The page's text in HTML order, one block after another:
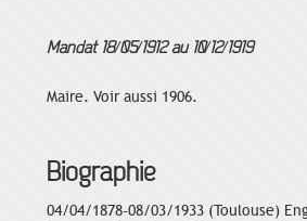
Mandat 18/05/1912 au 10/12/1919
Maire. Voir aussi 1906.
Biographie
04/04/1878-08/03/1933 (Toulouse)